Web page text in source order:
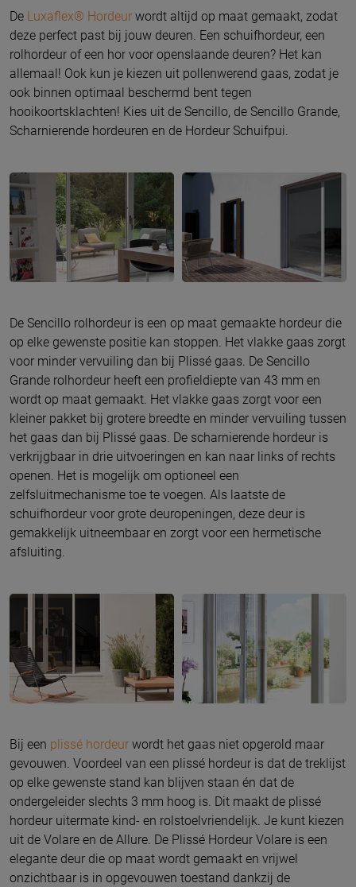
De Luxaflex® Hordeur wordt altijd op maat gemaakt, zodat
deze perfect past bij jouw deuren. Een schuifhordeur, een
rolhordeur of een hor voor openslaande deuren? Het kan
allemaal! Ook kun je kiezen uit pollenwerend gaas, zodat je
ook binnen optimaal beschermd bent tegen
hooikoortsklachten! Kies uit de Sencillo, de Sencillo Grande,
Scharnierende hordeuren en de Hordeur Schuifpui.
De Sencillo rolhordeur is een op maat gemaakte hordeur die
op elke gewenste positie kan stoppen. Het vlakke gaas zorgt
voor minder vervuiling dan bij Plissé gaas. De Sencillo
Grande rolhordeur heeft een profieldiepte van 43 mm en
wordt op maat gemaakt. Het vlakke gaas zorgt voor een
kleiner pakket bij grotere breedte en minder vervuiling tussen
het gaas dan bij Plissé gaas. De scharnierende hordeur is
verkrijgbaar in drie uitvoeringen en kan naar links of rechts
openen. Het is mogelijk om optioneel een
zelfsluitmechanisme toe te voegen. Als laatste de
schuifhordeur voor grote deuropeningen, deze deur is
gemakkelijk uitneembaar en zorgt voor een hermetische
afsluiting.
Bij een plissé hordeur wordt het gaas niet opgerold maar
gevouwen. Voordeel van een plissé hordeur is dat de treklijst
op elke gewenste stand kan blijven staan én dat de
ondergeleider slechts 3 mm hoog is. Dit maakt de plissé
hordeur uitermate kind- en rolstoelvriendelijk. Je kunt kiezen
uit de Volare en de Allure. De Plissé Hordeur Volare is een
elegante deur die op maat wordt gemaakt en vrijwel
onzichtbaar is in opgevouwen toestand dankzij de